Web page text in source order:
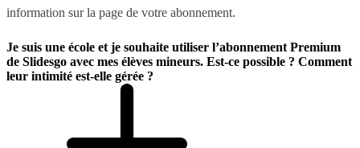
information sur la page de votre abonnement.
Je suis une école et je souhaite utiliser l’abonnement Premium
de Slidesgo avec mes élèves mineurs. Est-ce possible ? Comment
leur intimité est-elle gérée ?